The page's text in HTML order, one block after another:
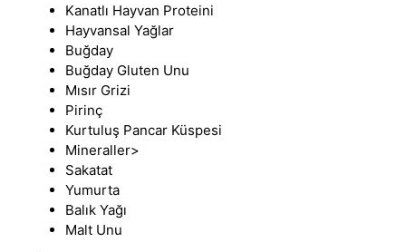
Kanatlı Hayvan Proteini
Hayvansal Yağlar
Buğday
Buğday Gluten Unu
Mısır Grizi
Pirinç
Kurtuluş Pancar Küspesi
Mineraller>
Sakatat
Yumurta
Balık Yağı
Malt Unu